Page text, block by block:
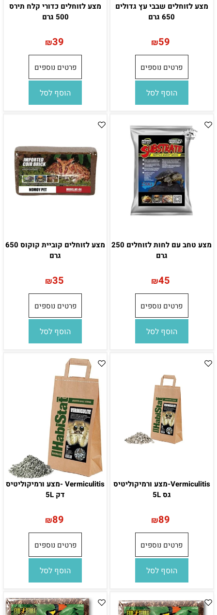
מצע לזוחלים שבבי עץ גדולים
650 גרם
₪59
פרטים נוספים
הוסף לסל
מצע לזוחלים כדורי קלח תירס
500 גרם
₪39
פרטים נוספים
הוסף לסל
מצע טחב עם לחות לזוחלים 250
גרם
₪45
פרטים נוספים
הוסף לסל
מצע לזוחלים קוביית קוקוס 650
גרם
₪35
פרטים נוספים
הוסף לסל
Vermiculitis-מצע ורמיקוליטיס
גס 5L
₪89
פרטים נוספים
הוסף לסל
Vermiculitis -מצע ורמיקוליטיס
דק 5L
₪89
פרטים נוספים
הוסף לסל